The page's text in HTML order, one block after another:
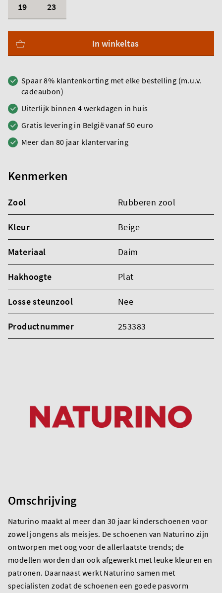
19
23
In winkeltas
Spaar 8% klantenkorting met elke bestelling (m.u.v.
cadeaubon)
Uiterlijk binnen 4 werkdagen in huis
Gratis levering in België vanaf 50 euro
Meer dan 80 jaar klantervaring
Kenmerken
Zool Rubberen zool
Kleur Beige
Materiaal Daim
Hakhoogte Plat
Losse steunzool Nee
Productnummer 253383
Omschrijving
Naturino maakt al meer dan 30 jaar kinderschoenen voor
zowel jongens als meisjes. De schoenen van Naturino zijn
ontworpen met oog voor de allerlaatste trends; de
modellen worden dan ook afgewerkt met leuke kleuren en
patronen. Daarnaast werkt Naturino samen met
specialisten zodat de schoenen een goede pasvorm